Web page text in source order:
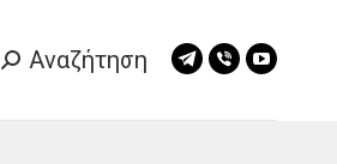
Search:
Αναζήτηση
Telegram
Viber